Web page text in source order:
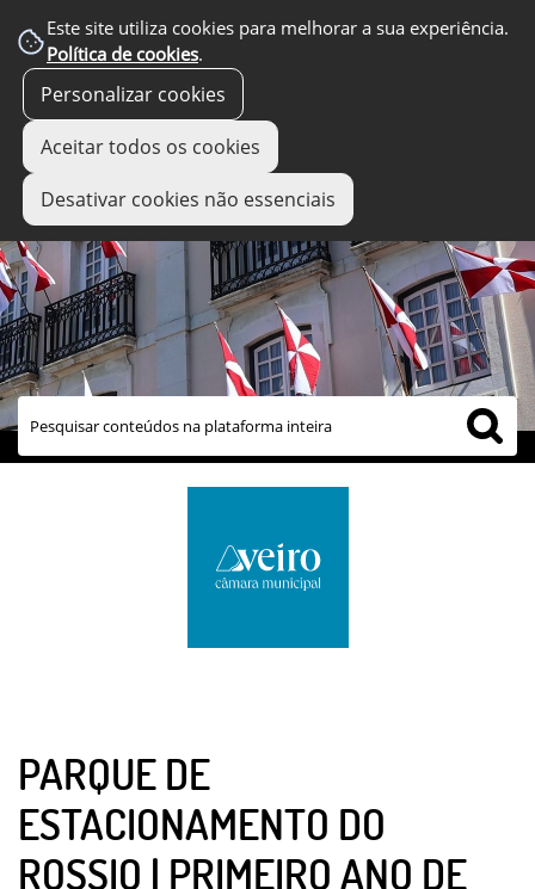
Este site utiliza cookies para melhorar a sua experiência.
Política de cookies.
Personalizar cookies
Aceitar todos os cookies
Desativar cookies não essenciais
links úteis
PARQUE DE
ESTACIONAMENTO DO
ROSSIO | PRIMEIRO ANO DE